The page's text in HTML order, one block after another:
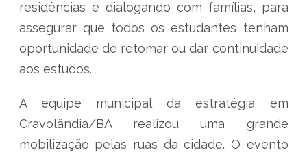
residências e dialogando com famílias, para
assegurar que todos os estudantes tenham
oportunidade de retomar ou dar continuidade
aos estudos.
A equipe municipal da estratégia em
Cravolândia/BA realizou uma grande
mobilização pelas ruas da cidade. O evento